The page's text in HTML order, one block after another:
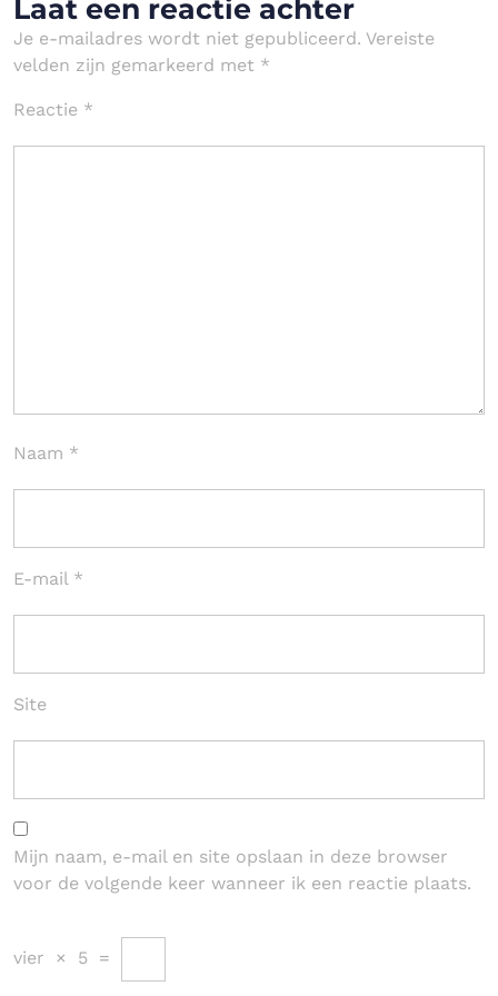
Laat een reactie achter
Je e-mailadres wordt niet gepubliceerd. Vereiste
velden zijn gemarkeerd met *
Reactie *
Naam *
E-mail *
Site
Mijn naam, e-mail en site opslaan in deze browser
voor de volgende keer wanneer ik een reactie plaats.
vier × 5 =